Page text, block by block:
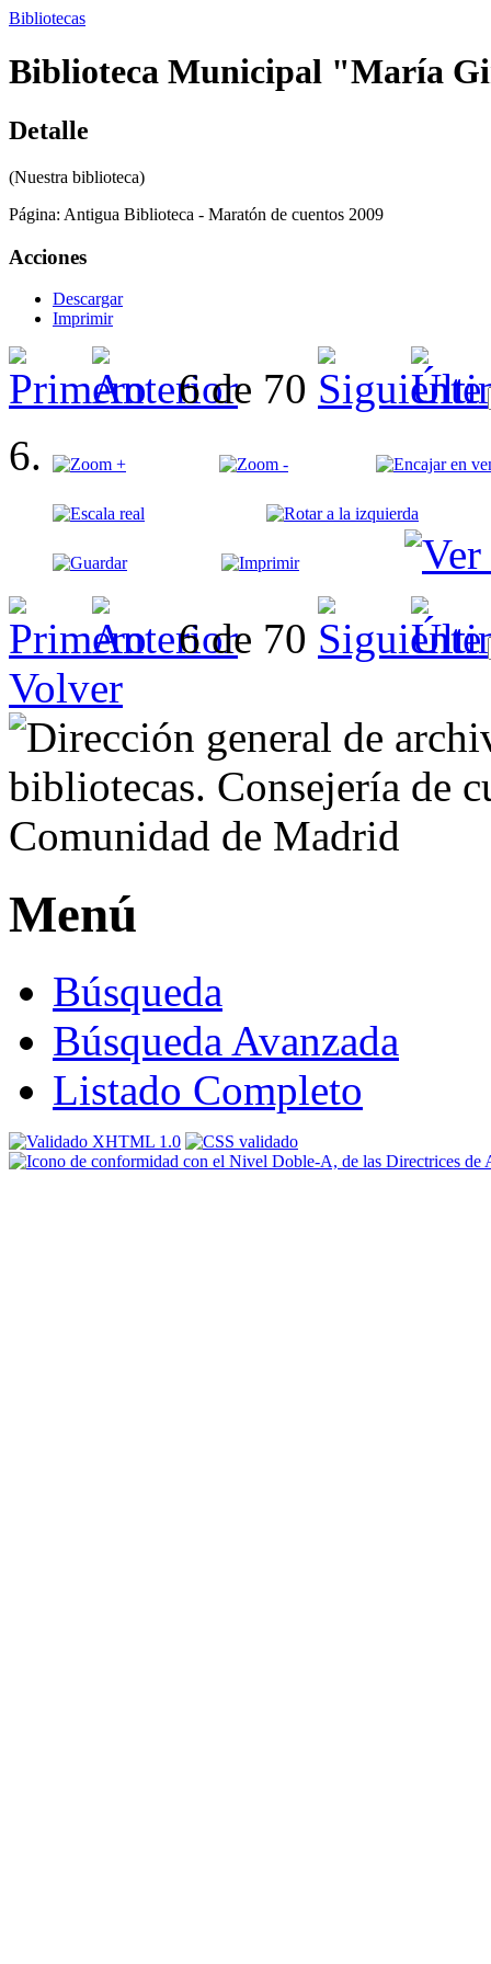
Bibliotecas
Biblioteca Municipal "María
Detalle
(Nuestra biblioteca)
Página: Antigua Biblioteca - Maratón de cuentos 2009
Acciones
Descargar
Imprimir
6 de 70
6 de 70
Volver
Menú
Búsqueda
Búsqueda Avanzada
Listado Completo